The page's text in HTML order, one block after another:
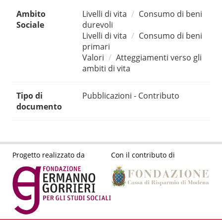
Ambito
Sociale
Livelli di vita
Consumo di beni
durevoli
Livelli di vita
Consumo di beni
primari
Valori
Atteggiamenti verso gli
ambiti di vita
Tipo di
documento
Pubblicazioni - Contributo
Progetto realizzato da Con il contributo di